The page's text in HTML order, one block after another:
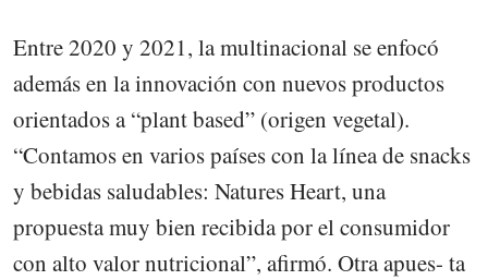
Entre 2020 y 2021, la multinacional se enfocó
además en la innovación con nuevos productos
orientados a “plant based” (origen vegetal).
“Contamos en varios países con la línea de snacks
y bebidas saludables: Natures Heart, una
propuesta muy bien recibida por el consumidor
con alto valor nutricional”, afirmó. Otra apues- ta